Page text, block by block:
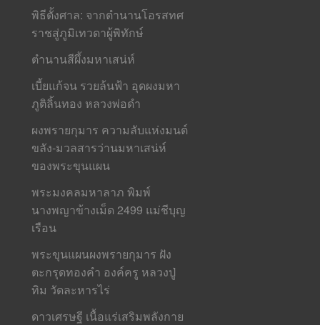
พิธีตั้งศาล: จากตำนานโอรสทศ
ราชสู่ภูมิเทวดาผู้พิทักษ์
ตำนานสีผึ้งมหาเสน่ห์
เบี้ยแก้จน รวยล้นฟ้า อุดผงมหา
ภูติลิ้นทอง หลวงพ่อดำ
ผงพรายกุมาร ความลับแห่งมนต์
ขลัง-มวลสารว่านมหาเสน่ห์
ของพระขุนแผน
พระมงคลมหาลาภ พิมพ์
นางพญาข้างเม็ด 2499 แม่ชีบุญ
เรือน
พระขุนแผนผงพรายกุมาร ฝัง
ตะกรุดทองคำ องค์ครู หลวงปู่
ทิม วัดละหารไร่
ดาวเศรษฐี เนื้อแร่เสริมพลังกาย